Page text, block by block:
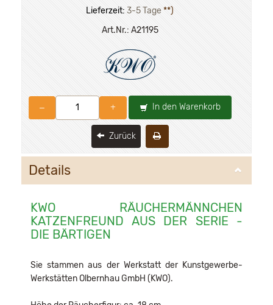
Lieferzeit: 3-5 Tage **)
Art.Nr.: A21195
– + In den Warenkorb
Zurück
Details
KWO RÄUCHERMÄNNCHEN
KATZENFREUND AUS DER SERIE -
DIE BÄRTIGEN
Sie stammen aus der Werkstatt der Kunstgewerbe-
Werkstätten Olbernhau GmbH (KWO).